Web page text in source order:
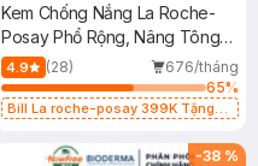
Kem Chống Nắng La Roche-
Posay Phổ Rộng, Nâng Tông
Kiềm Dầu 50ml
4.9 (28)
676/tháng
65%
Bill La roche-posay 399K Tặng
(SL có hạn)
-38 %